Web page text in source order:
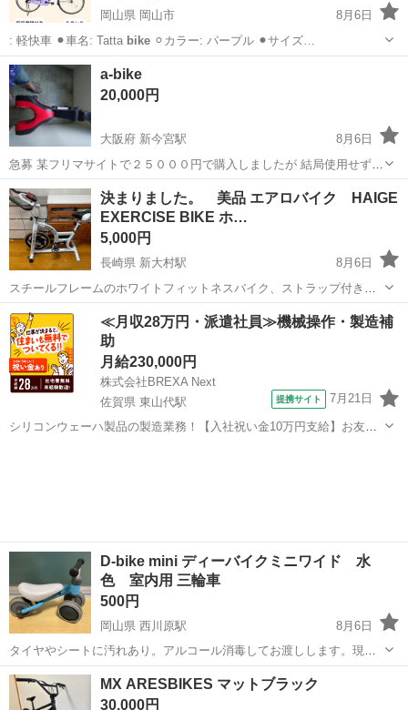
岡山県 岡山市
8月6日
: 軽快車 ⚫︎車名: Tatta bike⚪︎カラー: パープル ⚫︎サイズ…
岡山 岡山市
a-bike
20,000円
大阪府 新今宮駅
8月6日
急募 某フリマサイトで２５０００円で購入しましたが 結局使用せず
生活苦のため手放します 値段交渉コメント下さい この値段で売れると
思っていません
大阪 大阪市 新今宮駅 折りたたみ自転車
決まりました。 美品 エアロバイク HAIGE
EXERCISE BIKE ホ…
5,000円
長崎県 新大村駅
8月6日
スチールフレームのホワイトフィットネスバイク、ストラップ付きペ
ダルで安定したトレーニングが可能。 夏までまだ間に合う！ 室内で本
格トレーニングはいかがでしょうか！ - ブランド: HAIGE - モデル名:
EXERC...
長崎 大村市 新大村駅 フィットネス、トレーニング
≪月収28万円・派遣社員≫機械操作・製造補
助
月給230,000円
株式会社BREXA Next
佐賀県 東山代駅
提携サイト 7月21日
シリコンウェーハ製品の製造業務！【入社祝い金10万円支給】お友達
D-bike mini ディーバイクミニワイド 水
色 室内用 三輪車
500円
岡山県 西川原駅
8月6日
タイヤやシートに汚れあり。アルコール消毒してお渡しします。現
状、問題なく走ります。
岡山 岡山市 幼児用自転車
MX ARESBIKES マットブラック
30,000円